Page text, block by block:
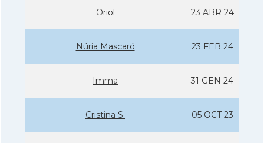
Oriol 23 ABR 24
Núria Mascaró 23 FEB 24
Imma 31 GEN 24
Cristina S. 05 OCT 23